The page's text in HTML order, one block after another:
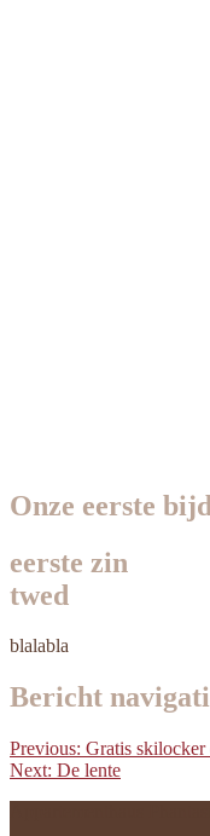
Onze eerste
eerste zin
twed
blalabla
Bericht
Previous: Gratis
Next: De lente